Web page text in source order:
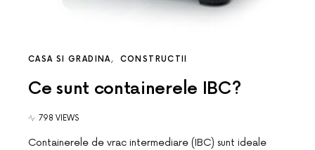
CASA SI GRADINA CONSTRUCTII
Ce sunt containerele IBC?
798 VIEWS
Containerele de vrac intermediare (IBC) sunt ideale